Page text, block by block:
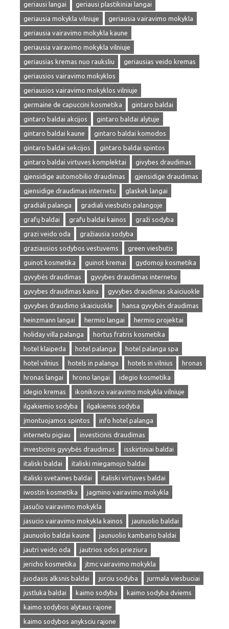
geriausi langai
geriausi plastikiniai langai
geriausia mokykla vilniuje
geriausia vairavimo mokykla
geriausia vairavimo mokykla kaune
geriausia vairavimo mokykla vilniuje
geriausias kremas nuo rauksliu
geriausias veido kremas
geriausios vairavimo mokyklos
geriausios vairavimo mokyklos vilniuje
germaine de capuccini kosmetika
gintaro baldai
gintaro baldai akcijos
gintaro baldai alytuje
gintaro baldai kaune
gintaro baldai komodos
gintaro baldai sekcijos
gintaro baldai spintos
gintaro baldai virtuves komplektai
givybes draudimas
gjensidige automobilio draudimas
gjensidige draudimas
gjensidige draudimas internetu
glaskek langai
gradiali palanga
gradiali viesbutis palangoje
grafų baldai
grafu baldai kainos
graži sodyba
grazi veido oda
gražiausia sodyba
graziausios sodybos vestuvems
green viesbutis
guinot kosmetika
guinot kremai
gydomoji kosmetika
gyvybės draudimas
gyvybes draudimas internetu
gyvybes draudimas kaina
gyvybes draudimas skaiciuokle
gyvybes draudimo skaiciuokle
hansa gyvybės draudimas
heinzmann langai
hermio langai
hermio projektai
holiday villa palanga
hortus fratris kosmetika
hotel klaipeda
hotel palanga
hotel palanga spa
hotel vilnius
hotels in palanga hotels in vilnius
hronas
hronas langai
hrono langai
idegio kosmetika
idegio kremas
ikonikovo vairavimo mokykla vilniuje
ilgakiemio sodyba
ilgakiemis sodyba
įmontuojamos spintos
info hotel palanga
internetu pigiau
investicinis draudimas
investicinis gyvybės draudimas
isskirtiniai baldai
italiski baldai
italiski miegamojo baldai
italiski svetaines baldai
italiski virtuves baldai
iwostin kosmetika
jagmino vairavimo mokykla
jasučio vairavimo mokykla
jasucio vairavimo mokykla kainos
jaunuolio baldai
jaunuolio baldai kaune
jaunuolio kambario baldai
jautri veido oda
jautrios odos prieziura
jericho kosmetika
jtmc vairavimo mokykla
juodasis alksnis baldai
jurciu sodyba
jurmala viesbuciai
justluka baldai
kaimo sodyba
kaimo sodyba dviems
kaimo sodybos alytaus rajone
kaimo sodybos anyksciu rajone